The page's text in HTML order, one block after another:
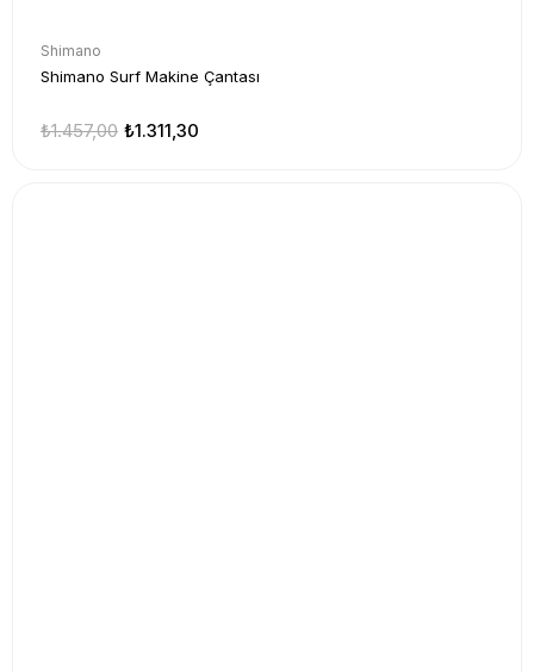
Shimano
Shimano Surf Makine Çantası
₺1.311,30
₺1.457,00